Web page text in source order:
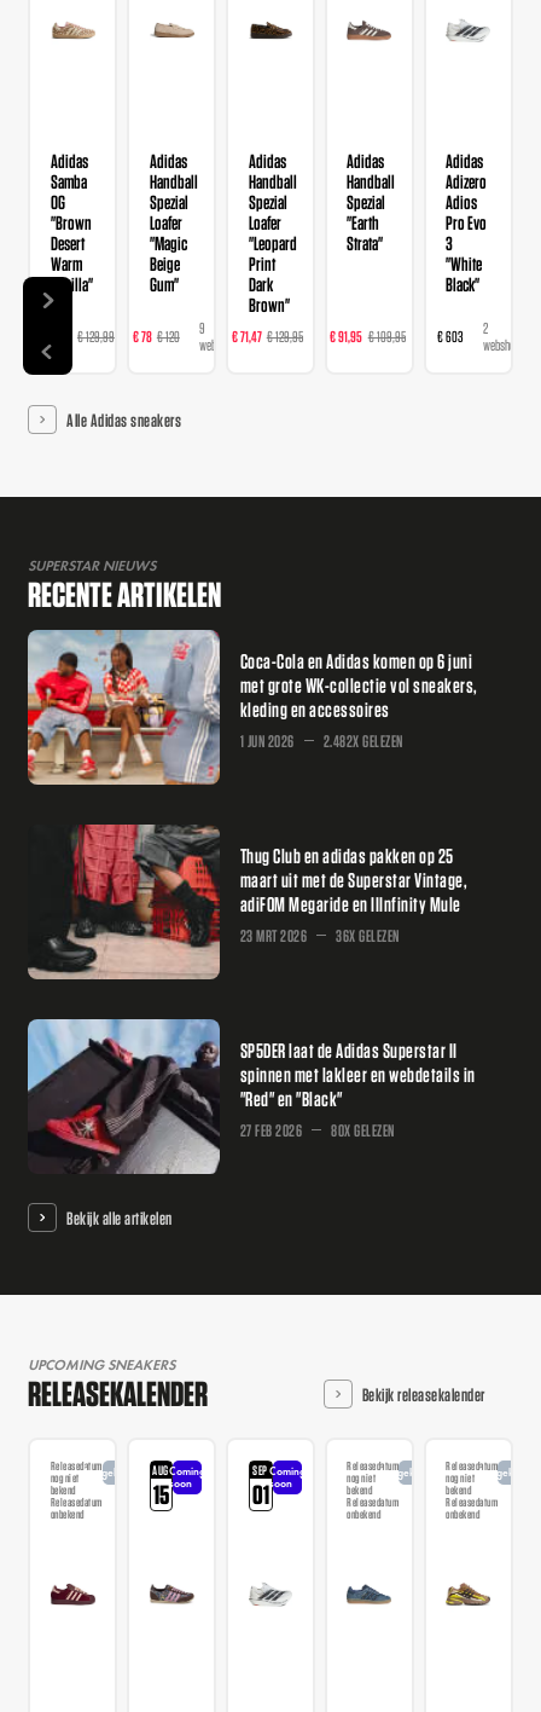
Adidas
Samba
OG
"Brown
Desert
Warm
Vanilla"
€ 129,99
14
webshops
Adidas
Handball
Spezial
Loafer
"Magic
Beige
Gum"
€ 78 € 120
9
webshops
Adidas
Handball
Spezial
Loafer
"Leopard
Print
Dark
Brown"
€ 71,47 € 129,95
16
webshops
Adidas
Handball
Spezial
"Earth
Strata"
€ 91,95 € 109,95
webshops
Adidas
Adizero
Adios
Pro Evo
3
"White
Black"
€ 603
2
webshops
Alle Adidas sneakers
SUPERSTAR NIEUWS
RECENTE ARTIKELEN
Coca-Cola en Adidas komen op 6 juni
met grote WK-collectie vol sneakers,
kleding en accessoires
1 JUN 2026 2.482X GELEZEN
Thug Club en adidas pakken op 25
maart uit met de Superstar Vintage,
adiFOM Megaride en IIInfinity Mule
23 MRT 2026 36X GELEZEN
SP5DER laat de Adidas Superstar II
spinnen met lakleer en webdetails in
"Red" en "Black"
27 FEB 2026 80X GELEZEN
Bekijk alle artikelen
UPCOMING SNEAKERS
RELEASEKALENDER Bekijk releasekalender
Releasedatum
nog niet
bekend
Releasedatum
onbekend
Aangekondigd AUG
15
Coming
soon
SEP
01
Coming
soon
Releasedatum
nog niet
bekend
Releasedatum
onbekend
AangekondigdReleasedatum
nog niet
bekend
Releasedatum
onbekend